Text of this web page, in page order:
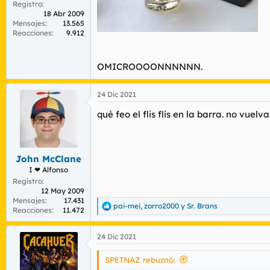
Registro
18 Abr 2009
Mensajes
13.565
Reacciones
9.912
OMICROOOONNNNNN.
John McClane
I ❤ Alfonso
Registro
12 May 2009
Mensajes
17.431
Reacciones
11.472
24 Dic 2021
qué feo el flis flis en la barra. no
R
e
a
c
c
pai-mei, zorro2000 y Sr. Brans
24 Dic 2021
SPETNAZ rebuznó: